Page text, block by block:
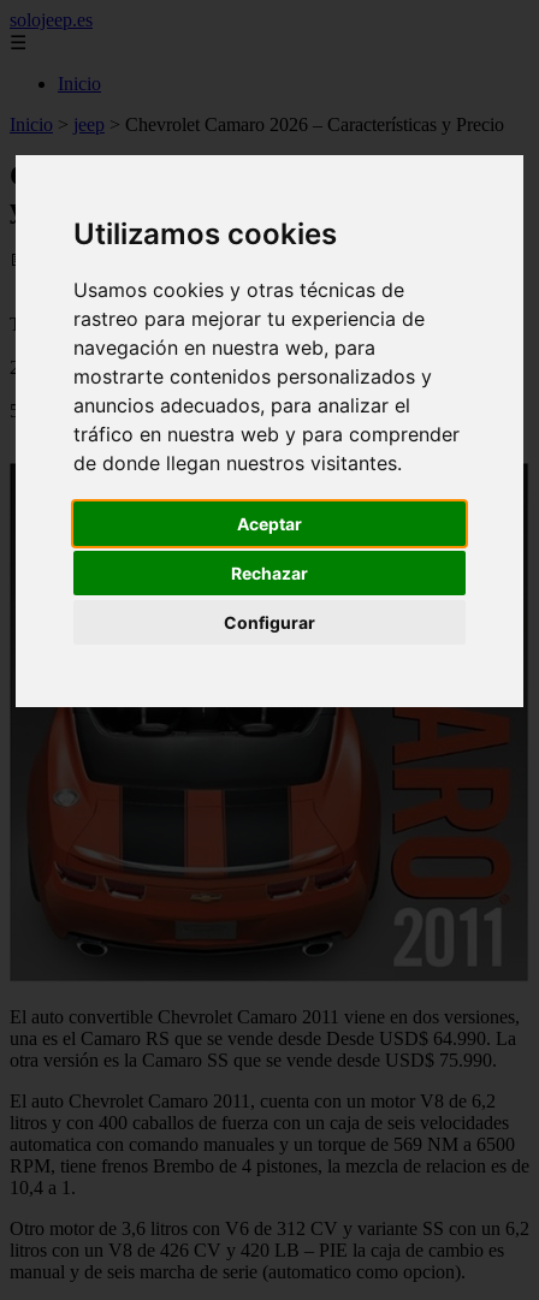
Utilizamos cookies
Usamos cookies y otras técnicas de
rastreo para mejorar tu experiencia de
navegación en nuestra web, para
mostrarte contenidos personalizados y
anuncios adecuados, para analizar el
tráfico en nuestra web y para comprender
de donde llegan nuestros visitantes.
Aceptar
Rechazar
Configurar
solojeep.es
☰
Inicio
Inicio > jeep > Chevrolet Camaro 2026 – Características y Precio
Chevrolet Camaro 2026 – Características
y Precio
📅 02/09/2025
Tutoriales para el Auto
2011-04-19
5062
El auto convertible Chevrolet Camaro 2011 viene en dos versiones,
una es el Camaro RS que se vende desde Desde USD$ 64.990. La
otra versión es la Camaro SS que se vende desde USD$ 75.990.
El auto Chevrolet Camaro 2011, cuenta con un motor V8 de 6,2
litros y con 400 caballos de fuerza con un caja de seis velocidades
automatica con comando manuales y un torque de 569 NM a 6500
RPM, tiene frenos Brembo de 4 pistones, la mezcla de relacion es de
10,4 a 1.
Otro motor de 3,6 litros con V6 de 312 CV y variante SS con un 6,2
litros con un V8 de 426 CV y 420 LB – PIE la caja de cambio es
manual y de seis marcha de serie (automatico como opcion).